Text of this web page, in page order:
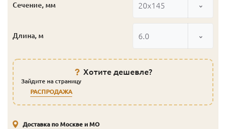
Сечение, мм 20x145
Длина, м 6.0
Хотите дешевле?
Зайдите на страницу
РАСПРОДАЖА
Доставка по Москве и МО